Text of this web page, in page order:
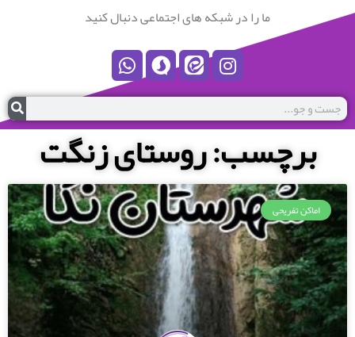
ما را در شبکه های اجتماعی دنبال کنید
برچسب: روستای زنگت
اماکن تفریحی